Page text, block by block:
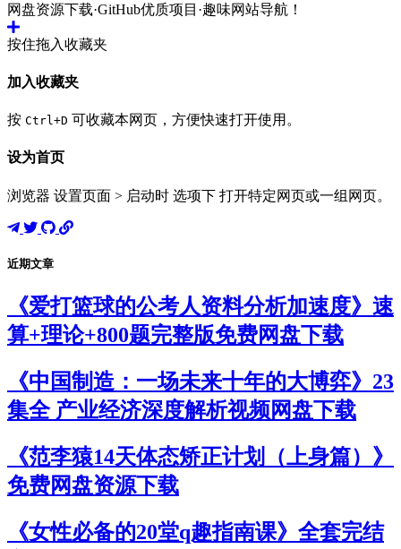
网盘资源下载·GitHub优质项目·趣味网站导航！
按住拖入收藏夹
加入收藏夹
按 Ctrl+D 可收藏本网页，方便快速打开使用。
设为首页
浏览器 设置页面 > 启动时 选项下 打开特定网页或一组网页。
近期文章
《爱打篮球的公考人资料分析加速度》速
算+理论+800题完整版免费网盘下载
《中国制造：一场未来十年的大博弈》23
集全 产业经济深度解析视频网盘下载
《范李猿14天体态矫正计划（上身篇）》
免费网盘资源下载
《女性必备的20堂q趣指南课》全套完结